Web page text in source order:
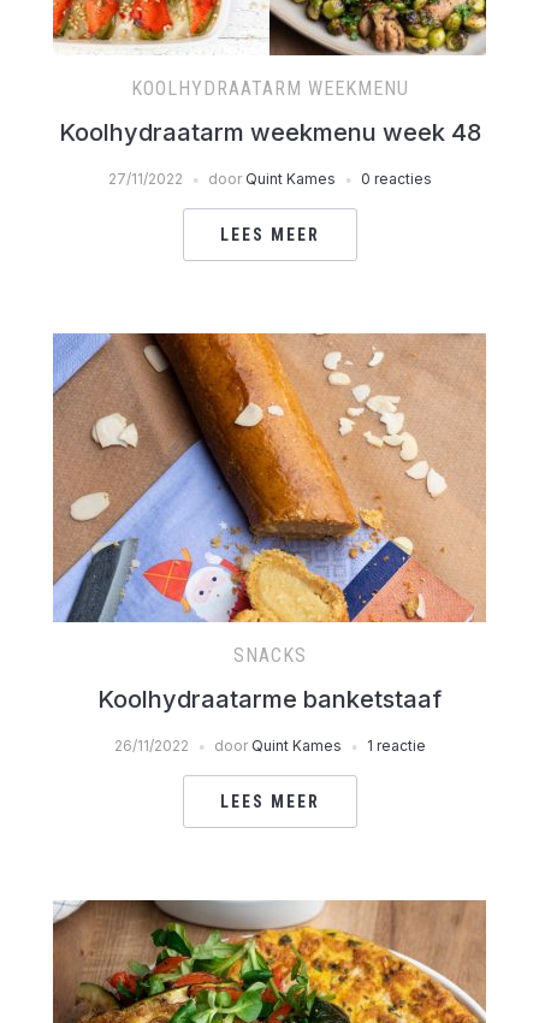
KOOLHYDRAATARM WEEKMENU
Koolhydraatarm weekmenu week 48
27/11/2022 door Quint Kames 0 reacties
LEES MEER
SNACKS
Koolhydraatarme banketstaaf
26/11/2022 door Quint Kames 1 reactie
LEES MEER